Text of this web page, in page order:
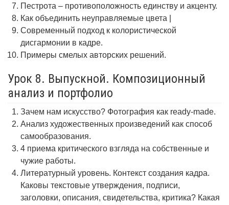
Пестрота – противоположность единству и акценту.
Как объединить неуправляемые цвета |
Современный подход к колористической
дисгармонии в кадре.
Примеры смелых авторских решений.
Урок 8. Выпускной. Композиционный
анализ и портфолио
Зачем нам искусство? Фотография как ready-made.
Анализ художественных произведений как способ
самообразования.
4 приема критического взгляда на собственные и
чужие работы.
Литературный уровень. Контекст создания кадра.
Каковы текстовые утверждения, подписи,
заголовки, описания, свидетельства, критика? Какая